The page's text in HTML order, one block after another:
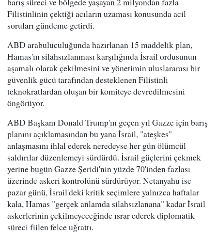
Filistinlinin çektiği acıların uzaması konusunda acil
soruları gündeme getirdi.
ABD arabuluculuğunda hazırlanan 15 maddelik plan,
Hamas'ın silahsızlanması karşılığında İsrail ordusunun
aşamalı olarak çekilmesini ve yönetimin uluslararası bir
güvenlik gücü tarafından desteklenen Filistinli
teknokratlardan oluşan bir komiteye devredilmesini
öngörüyor.
ABD Başkanı Donald Trump'ın geçen yıl Gazze için barış
planını açıklamasından bu yana İsrail, "ateşkes"
anlaşmasını ihlal ederek neredeyse her gün ölümcül
saldırılar düzenlemeyi sürdürdü. İsrail güçlerini çekmek
yerine bugün Gazze Şeridi'nin yüzde 70'inden fazlası
üzerinde askeri kontrolünü sürdürüyor. Netanyahu ise
pazar günü, İsrail'deki kritik seçimlere yalnızca haftalar
kala, Hamas "gerçek anlamda silahsızlanana" kadar İsrail
askerlerinin çekilmeyeceğinde ısrar ederek diplomatik
süreci fiilen felce uğrattı.